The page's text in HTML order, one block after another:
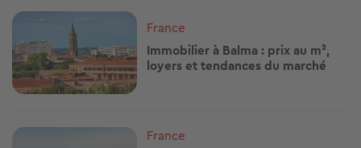
Image
France
Immobilier à Balma : prix au m²,
loyers et tendances du marché
Image
France